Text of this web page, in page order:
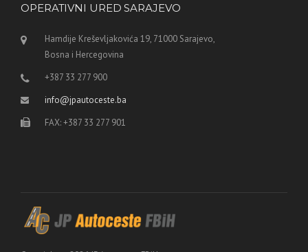
OPERATIVNI URED SARAJEVO
Hamdije Kreševljakovića 19, 71000 Sarajevo,
Bosna i Hercegovina
+387 33 277 900
info@jpautoceste.ba
FAX: +387 33 277 901